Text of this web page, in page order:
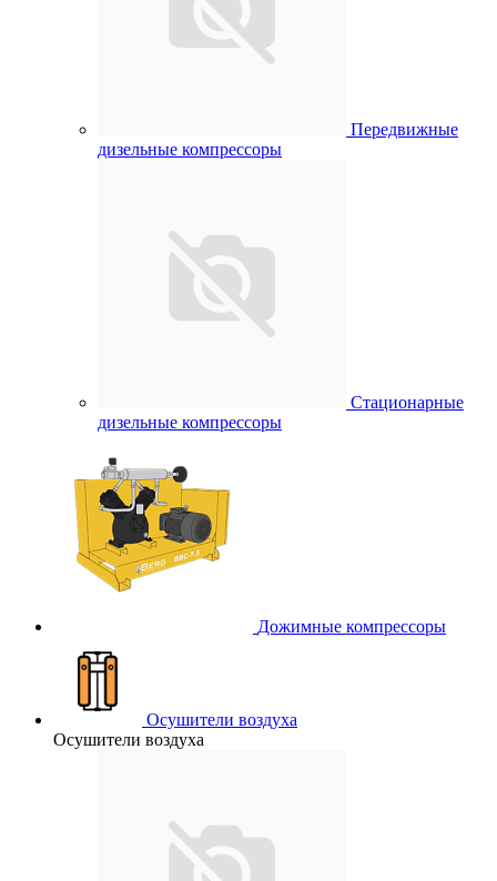
Передвижные
дизельные компрессоры
Стационарные
дизельные компрессоры
Дожимные компрессоры
Осушители воздуха
Осушители воздуха